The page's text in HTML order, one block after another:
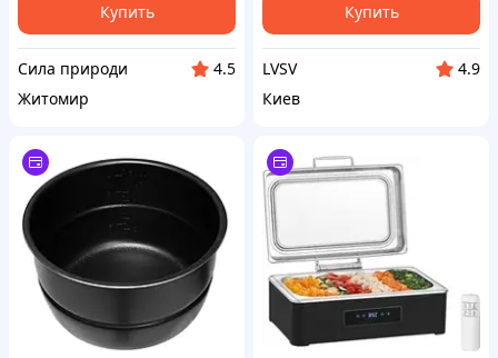
Купить
Сила природи
4.5
Житомир
Купить
LVSV
4.9
Киев